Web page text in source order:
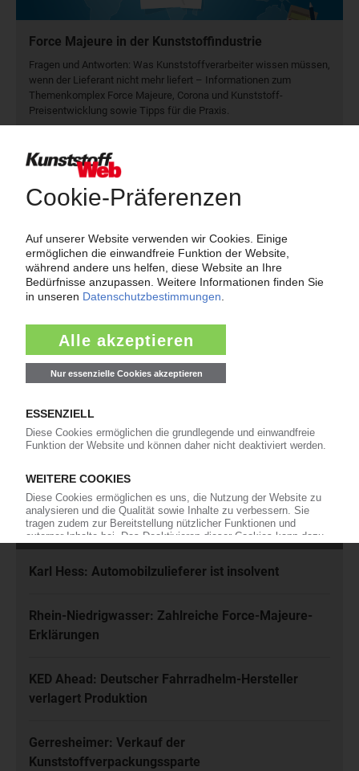
Force Majeure in der Kunststoffindustrie
Fragen und Antworten: Was Kunst­stoff­verarbeiter wissen müssen,
wenn der Lieferant nicht mehr liefert – Informationen zum
Themenkomplex Force Majeure, Corona und Kunststoff-
Preisentwicklung sowie Tipps für die Praxis.
Newsletter
Die wichtigsten Nachrichten und Neuigkeiten aus der
Kunststoffbranche – jeden Tag brandaktuell!
und akzeptiere diese.
Jetzt kostenfrei abonnieren
Meistgelesen
Karl Hess: Automobilzulieferer ist insolvent
Rhein-Niedrigwasser: Zahlreiche Force-Majeure-
Erklärungen
KED Ahead: Deutscher Fahrradhelm-Hersteller
verlagert Produktion
Gerresheimer: Verkauf der
Kunststoffverpackungssparte